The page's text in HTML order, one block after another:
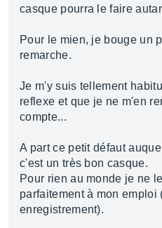
casque pourra le faire
Pour le mien, je bouge un
remarche.
Je m'y suis tellement
reflexe et que je ne m'en
compte...
A part ce petit défaut
c'est un très bon casque.
Pour rien au monde je ne
parfaitement à mon
enregistrement).